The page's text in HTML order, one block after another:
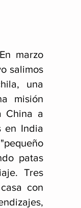
En marzo
salimos
una
misión
China a
en India
patas
. Tres
con